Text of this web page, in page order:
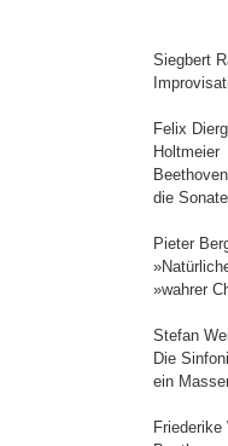
Siegbert
Felix
Holtmeier
die
Pieter
»wahrer
Stefan
Die
ein